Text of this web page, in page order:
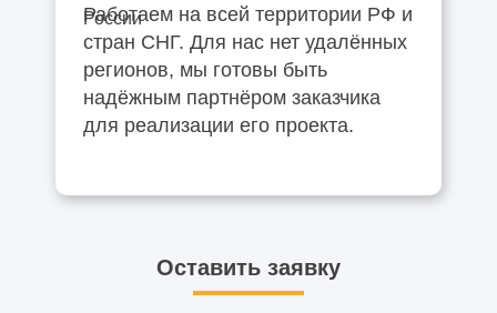
Работаем на всей территории РФ и
стран СНГ. Для нас нет удалённых
регионов, мы готовы быть
надёжным партнёром заказчика
для реализации его проекта.
Оставить заявку